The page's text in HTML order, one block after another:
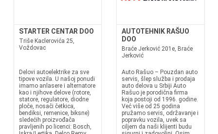
STARTER CENTAR DOO
Triše Kaclerovića 25,
Voždovac
Delovi autoelektrike za sve
tipove vozila. U našoj ponudi
imamo anlasere i alternatore
kao i njihove delove (rotore,
statore, regulatore, diodne
ploče, nosači četkica,
bendiksi, remenice, biksne)
sledećih proizvođača
pravljenih po licenci: Bosch,
AUTOTEHNIK RAŠUO
DOO
Braće Jerković 201e, Braće
Jerković
Auto Rašuo – Pouzdan auto
servis, šlep služba i prodaja
auto delova u Srbiji Auto
Rašuo je porodična firma
koja postoji od 1996. godine.
Već više od 25 godina
pružamo servis, održavanje i
popravku vozila, uvek sa
ciljem da naši klijenti budu